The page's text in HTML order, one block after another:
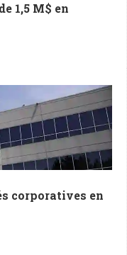
1,5 M$ en
corporatives en